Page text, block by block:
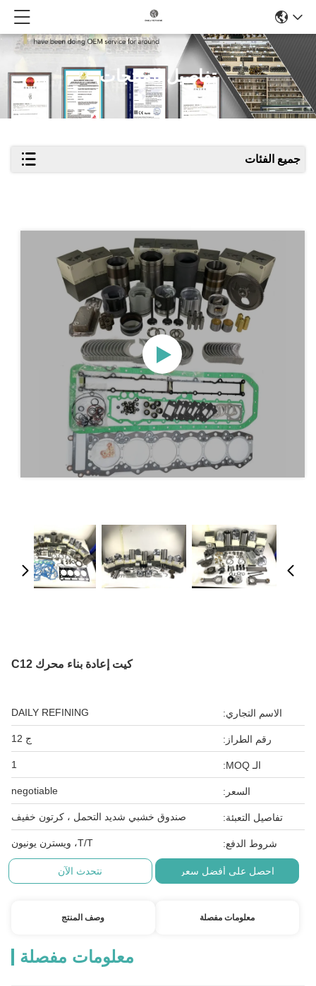
تفاصيل المنتجات
جميع الفئات
كيت إعادة بناء محرك C12
الاسم التجاري: DAILY REFINING
رقم الطراز: ج 12
الـ MOQ: 1
السعر: negotiable
تفاصيل التعبئة: صندوق خشبي شديد التحمل ، كرتون خفيف
شروط الدفع: T/T، ويسترن يونيون
احصل على أفضل سعر نتحدث الآن
معلومات مفصلة وصف المنتج
معلومات مفصلة